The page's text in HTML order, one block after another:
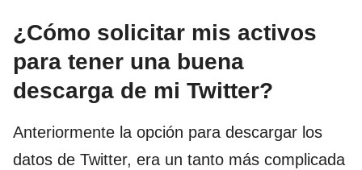
¿Cómo solicitar mis activos
para tener una buena
descarga de mi Twitter?
Anteriormente la opción para descargar los
datos de Twitter, era un tanto más complicada